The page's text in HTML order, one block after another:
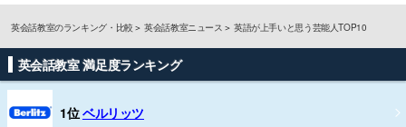
英会話教室のランキング・比較 英会話教室ニュース 英語が上手いと思う芸能人TOP10
英会話教室 満足度ランキング
1位ベルリッツ